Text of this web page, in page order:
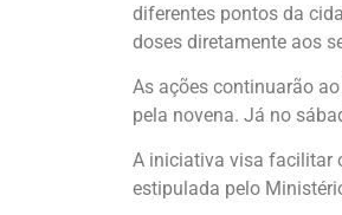
diferentes pontos da
doses diretamente aos
As ações continuarão
pela novena. Já no
A iniciativa visa facilitar
estipulada pelo